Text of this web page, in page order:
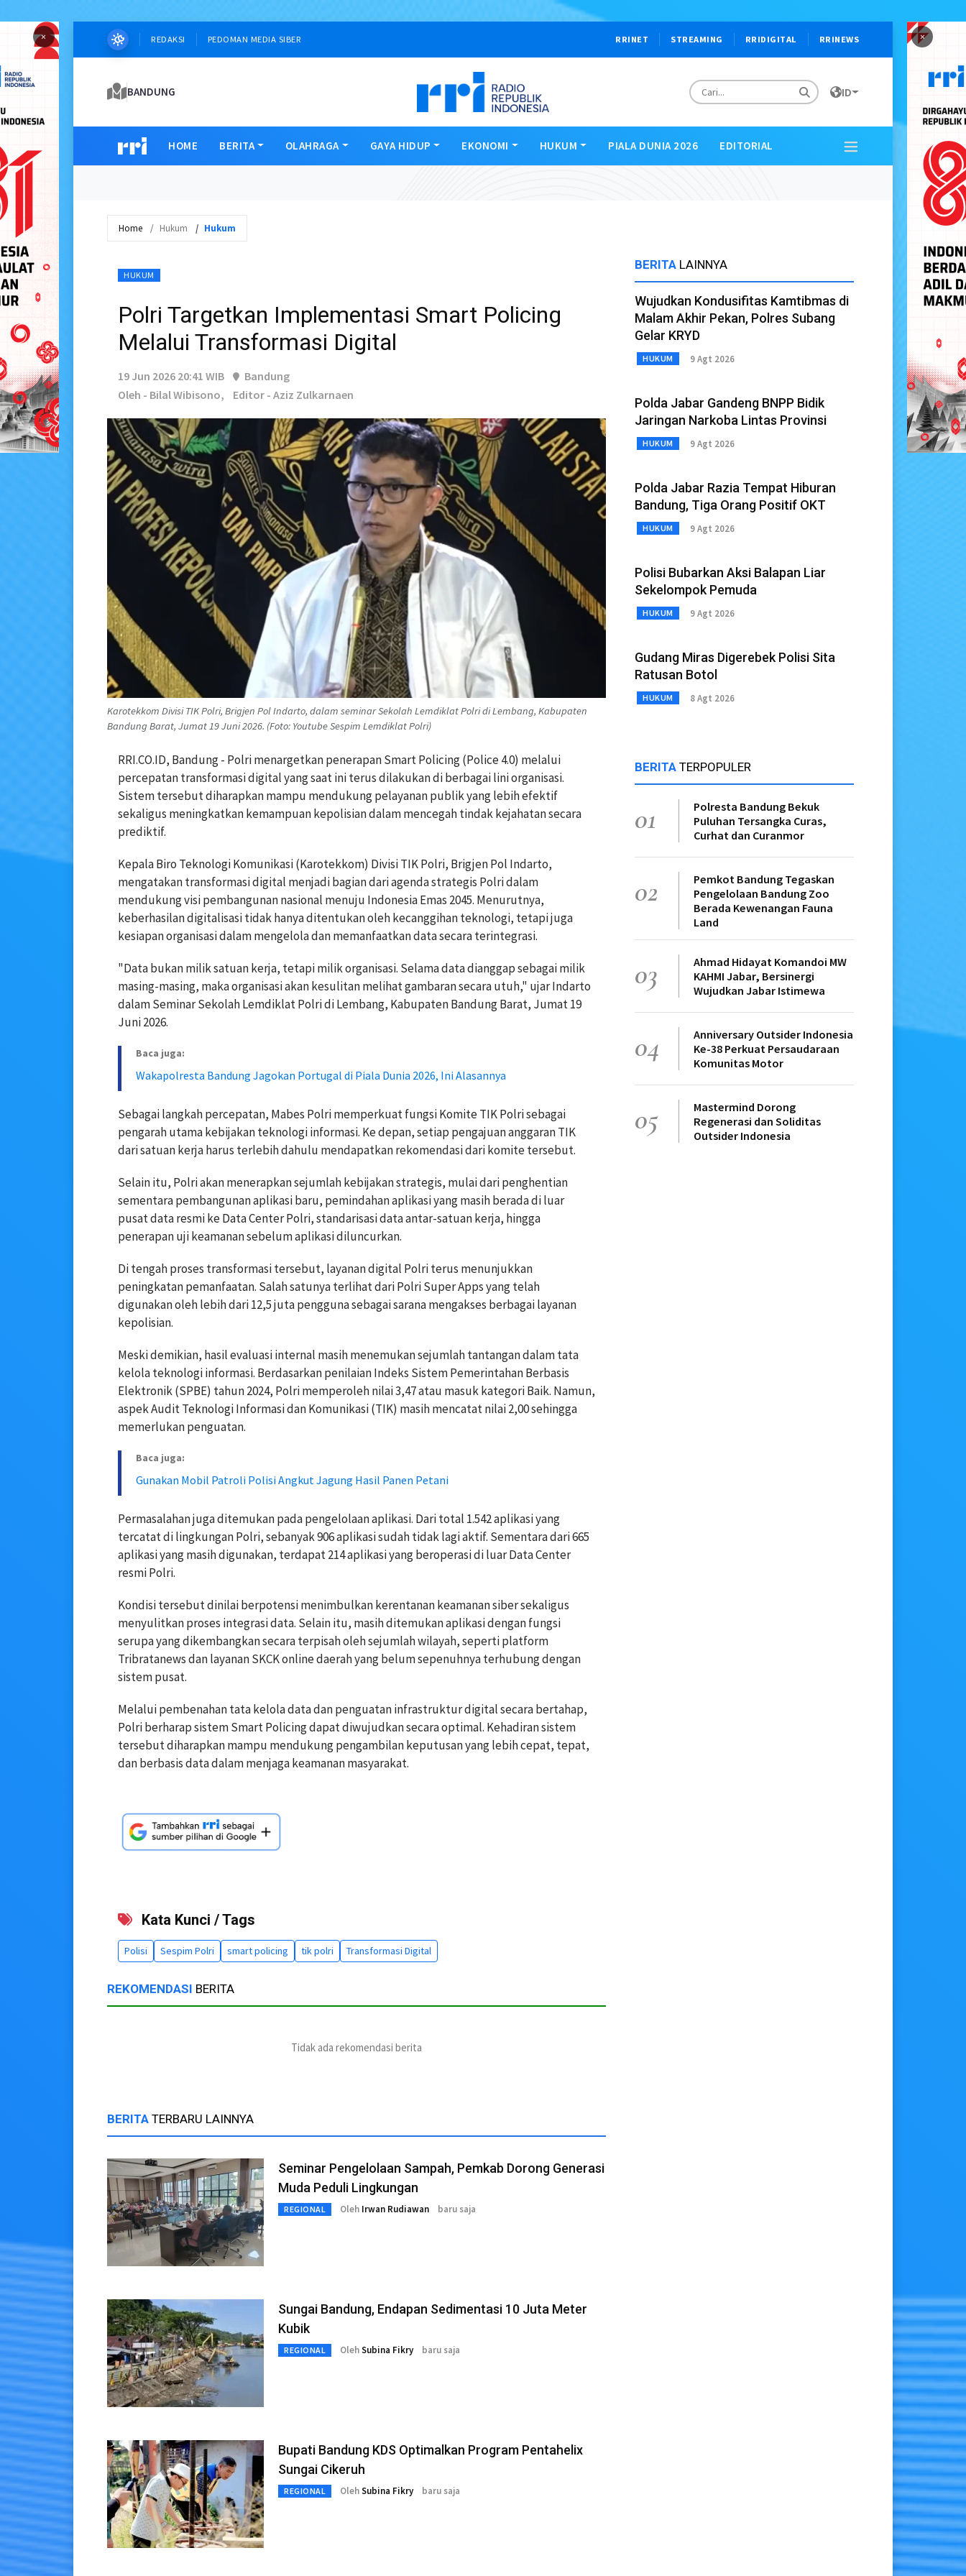
× ×
REDAKSI PEDOMAN MEDIA SIBER RRINET STREAMING RRIDIGITAL RRINEWS
BANDUNG ID
HOME BERITA OLAHRAGA GAYA HIDUP EKONOMI HUKUM PIALA DUNIA 2026 EDITORIAL
Home Hukum Hukum
HUKUM
Polri Targetkan Implementasi Smart Policing
Melalui Transformasi Digital
19 Jun 2026 20:41 WIB
Bandung
Oleh - Bilal Wibisono,
Editor - Aziz Zulkarnaen
Karotekkom Divisi TIK Polri, Brigjen Pol Indarto, dalam seminar Sekolah Lemdiklat Polri di Lembang, Kabupaten
Bandung Barat, Jumat 19 Juni 2026. (Foto: Youtube Sespim Lemdiklat Polri)
RRI.CO.ID, Bandung - Polri menargetkan penerapan Smart Policing (Police 4.0) melalui
percepatan transformasi digital yang saat ini terus dilakukan di berbagai lini organisasi.
Sistem tersebut diharapkan mampu mendukung pelayanan publik yang lebih efektif
sekaligus meningkatkan kemampuan kepolisian dalam mencegah tindak kejahatan secara
prediktif.
Kepala Biro Teknologi Komunikasi (Karotekkom) Divisi TIK Polri, Brigjen Pol Indarto,
mengatakan transformasi digital menjadi bagian dari agenda strategis Polri dalam
mendukung visi pembangunan nasional menuju Indonesia Emas 2045. Menurutnya,
keberhasilan digitalisasi tidak hanya ditentukan oleh kecanggihan teknologi, tetapi juga
kesiapan organisasi dalam mengelola dan memanfaatkan data secara terintegrasi.
"Data bukan milik satuan kerja, tetapi milik organisasi. Selama data dianggap sebagai milik
masing-masing, maka organisasi akan kesulitan melihat gambaran secara utuh," ujar Indarto
dalam Seminar Sekolah Lemdiklat Polri di Lembang, Kabupaten Bandung Barat, Jumat 19
Juni 2026.
Baca juga:
Wakapolresta Bandung Jagokan Portugal di Piala Dunia 2026, Ini Alasannya
Sebagai langkah percepatan, Mabes Polri memperkuat fungsi Komite TIK Polri sebagai
pengarah utama kebijakan teknologi informasi. Ke depan, setiap pengajuan anggaran TIK
dari satuan kerja harus terlebih dahulu mendapatkan rekomendasi dari komite tersebut.
Selain itu, Polri akan menerapkan sejumlah kebijakan strategis, mulai dari penghentian
sementara pembangunan aplikasi baru, pemindahan aplikasi yang masih berada di luar
pusat data resmi ke Data Center Polri, standarisasi data antar-satuan kerja, hingga
penerapan uji keamanan sebelum aplikasi diluncurkan.
Di tengah proses transformasi tersebut, layanan digital Polri terus menunjukkan
peningkatan pemanfaatan. Salah satunya terlihat dari Polri Super Apps yang telah
digunakan oleh lebih dari 12,5 juta pengguna sebagai sarana mengakses berbagai layanan
kepolisian.
Meski demikian, hasil evaluasi internal masih menemukan sejumlah tantangan dalam tata
kelola teknologi informasi. Berdasarkan penilaian Indeks Sistem Pemerintahan Berbasis
Elektronik (SPBE) tahun 2024, Polri memperoleh nilai 3,47 atau masuk kategori Baik. Namun,
aspek Audit Teknologi Informasi dan Komunikasi (TIK) masih mencatat nilai 2,00 sehingga
memerlukan penguatan.
Baca juga:
Gunakan Mobil Patroli Polisi Angkut Jagung Hasil Panen Petani
Permasalahan juga ditemukan pada pengelolaan aplikasi. Dari total 1.542 aplikasi yang
tercatat di lingkungan Polri, sebanyak 906 aplikasi sudah tidak lagi aktif. Sementara dari 665
aplikasi yang masih digunakan, terdapat 214 aplikasi yang beroperasi di luar Data Center
resmi Polri.
Kondisi tersebut dinilai berpotensi menimbulkan kerentanan keamanan siber sekaligus
menyulitkan proses integrasi data. Selain itu, masih ditemukan aplikasi dengan fungsi
serupa yang dikembangkan secara terpisah oleh sejumlah wilayah, seperti platform
Tribratanews dan layanan SKCK online daerah yang belum sepenuhnya terhubung dengan
sistem pusat.
Melalui pembenahan tata kelola data dan penguatan infrastruktur digital secara bertahap,
Polri berharap sistem Smart Policing dapat diwujudkan secara optimal. Kehadiran sistem
tersebut diharapkan mampu mendukung pengambilan keputusan yang lebih cepat, tepat,
dan berbasis data dalam menjaga keamanan masyarakat.
Kata Kunci / Tags
Polisi Sespim Polri smart policing tik polri Transformasi Digital
REKOMENDASI BERITA
Tidak ada rekomendasi berita
BERITA TERBARU LAINNYA
Seminar Pengelolaan Sampah, Pemkab Dorong Generasi
Muda Peduli Lingkungan
REGIONAL Oleh Irwan Rudiawan baru saja
Sungai Bandung, Endapan Sedimentasi 10 Juta Meter
Kubik
REGIONAL OlehSubina Fikry baru saja
Bupati Bandung KDS Optimalkan Program Pentahelix
Sungai Cikeruh
REGIONAL OlehSubina Fikry baru saja
BERITA LAINNYA
Wujudkan Kondusifitas Kamtibmas di
Malam Akhir Pekan, Polres Subang
Gelar KRYD
HUKUM 9 Agt 2026
Polda Jabar Gandeng BNPP Bidik
Jaringan Narkoba Lintas Provinsi
HUKUM 9 Agt 2026
Polda Jabar Razia Tempat Hiburan
Bandung, Tiga Orang Positif OKT
HUKUM 9 Agt 2026
Polisi Bubarkan Aksi Balapan Liar
Sekelompok Pemuda
HUKUM 9 Agt 2026
Gudang Miras Digerebek Polisi Sita
Ratusan Botol
HUKUM 8 Agt 2026
BERITA TERPOPULER
01
Polresta Bandung Bekuk
Puluhan Tersangka Curas,
Curhat dan Curanmor
02
Pemkot Bandung Tegaskan
Pengelolaan Bandung Zoo
Berada Kewenangan Fauna
Land
03
Ahmad Hidayat Komandoi MW
KAHMI Jabar, Bersinergi
Wujudkan Jabar Istimewa
04
Anniversary Outsider Indonesia
Ke-38 Perkuat Persaudaraan
Komunitas Motor
05
Mastermind Dorong
Regenerasi dan Soliditas
Outsider Indonesia